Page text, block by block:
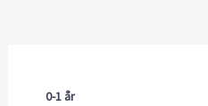
0-1 år